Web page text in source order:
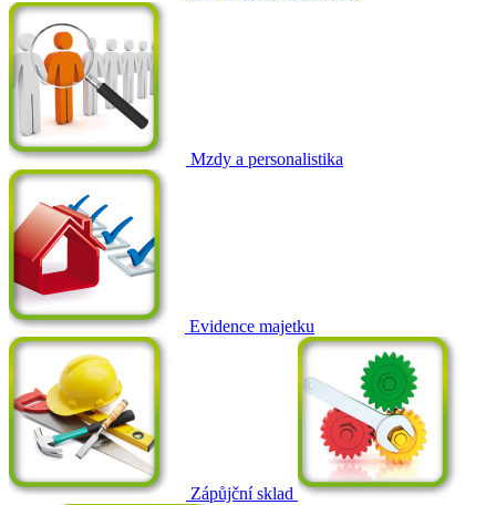
Mzdy a personalistika
Evidence majetku
Zápůjční sklad